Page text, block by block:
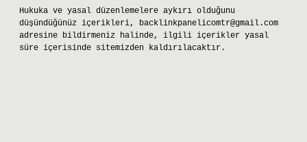
Hukuka ve yasal düzenlemelere aykırı olduğunu
düşündüğünüz içerikleri, backlinkpanelicomtr@gmail.com
adresine bildirmeniz halinde, ilgili içerikler yasal
süre içerisinde sitemizden kaldırılacaktır.